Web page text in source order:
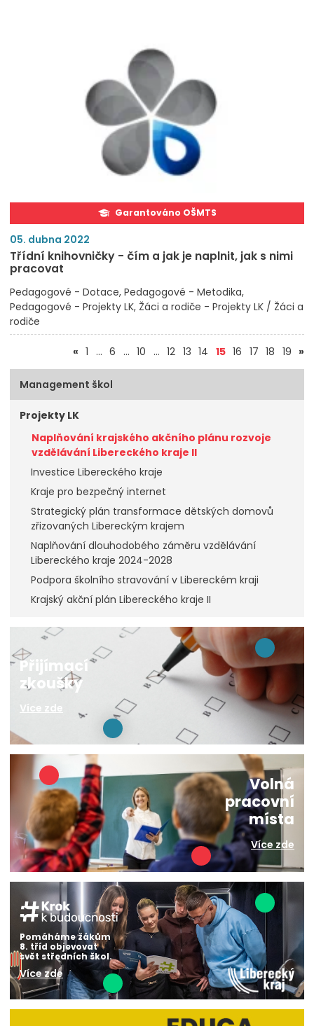
Garantováno OŠMTS
05. dubna 2022
Třídní knihovničky - čím a jak je naplnit, jak s nimi
pracovat
Pedagogové - Dotace Pedagogové - Metodika
Pedagogové - Projekty LK Žáci a rodiče - Projekty LK / Žáci a
rodiče
« 1 … 6 … 10 … 12 13 14 15(aktuální)
16 17 18 19 »
Management škol
Projekty LK
Naplňování krajského akčního plánu rozvoje
vzdělávání Libereckého kraje II
Investice Libereckého kraje
Kraje pro bezpečný internet
Strategický plán transformace dětských domovů
zřizovaných Libereckým krajem
Naplňování dlouhodobého záměru vzdělávání
Libereckého kraje 2024-2028
Podpora školního stravování v Libereckém kraji
Krajský akční plán Libereckého kraje II
Přijímací
zkoušky
Více zde
Volná
pracovní
místa
Více zde
Pomáháme žákům
8. tříd objevovat
svět středních škol.
Více zde